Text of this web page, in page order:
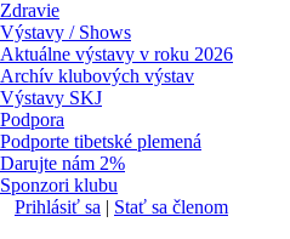
Zdravie
Výstavy / Shows
Aktuálne výstavy v roku 2026
Archív klubových výstav
Výstavy SKJ
Podpora
Podporte tibetské plemená
Darujte nám 2%
Sponzori klubu
Prihlásiť sa | Stať sa členom